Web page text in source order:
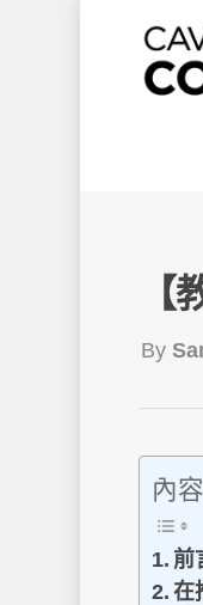
By
內
前
在